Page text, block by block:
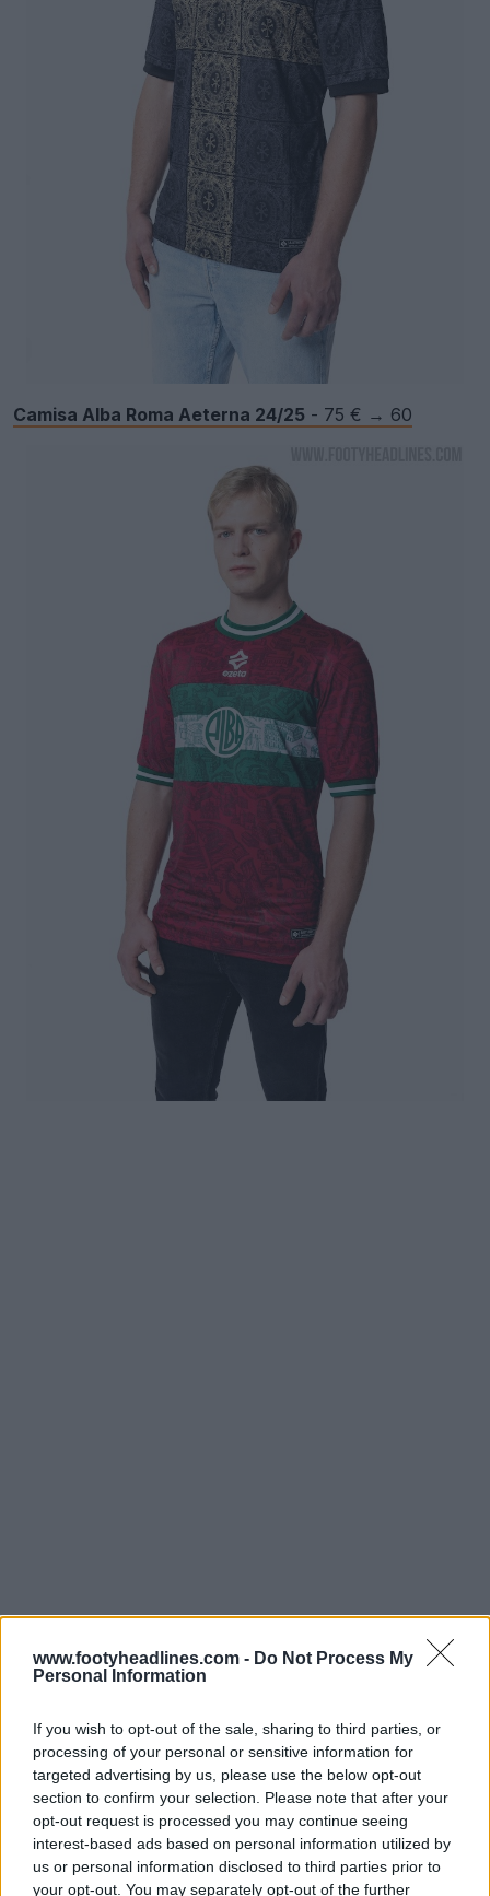
www.footyheadlines.com - Do Not Process My
Personal Information
If you wish to opt-out of the sale, sharing to third parties, or
processing of your personal or sensitive information for
targeted advertising by us, please use the below opt-out
section to confirm your selection. Please note that after your
opt-out request is processed you may continue seeing
interest-based ads based on personal information utilized by
us or personal information disclosed to third parties prior to
your opt-out. You may separately opt-out of the further
Camisa Alba Roma Aeterna 24/25 - 75 € → 60
importantes
? 20% de todas as camisas
A venda termina: Domingo, 1 de dezembro, 2024
Envio para todo o mundo disponível